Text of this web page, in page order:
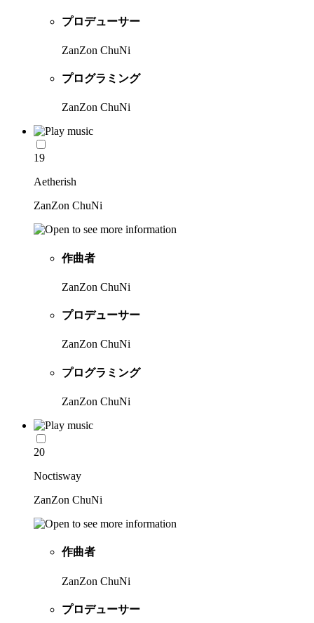
プロデューサー
ZanZon ChuNi
プログラミング
ZanZon ChuNi
19
Aetherish
ZanZon ChuNi
作曲者
ZanZon ChuNi
プロデューサー
ZanZon ChuNi
プログラミング
ZanZon ChuNi
20
Noctisway
ZanZon ChuNi
作曲者
ZanZon ChuNi
プロデューサー